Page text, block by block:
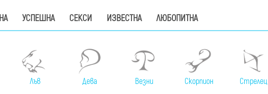
УСПЕШНА СЕКСИ ИЗВЕСТНА ЛЮБОПИТНА
Лъв Дева Везни Скорпион Стрелец